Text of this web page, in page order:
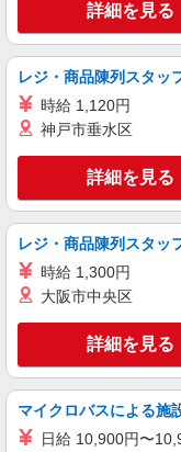
詳細を見る
レジ・商品陳列スタッ
時給 1,120円
神戸市垂水区
詳細を見る
レジ・商品陳列スタッ
時給 1,300円
大阪市中央区
詳細を見る
マイクロバスによる施
日給 10,900円〜